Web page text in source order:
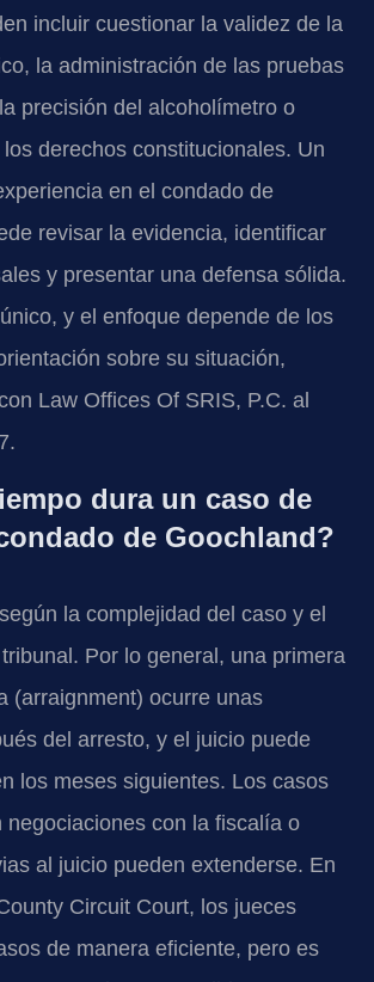
incluir cuestionar la validez de la
la administración de las pruebas
precisión del alcoholímetro o
derechos constitucionales. Un
en el condado de
revisar la evidencia, identificar
y presentar una defensa sólida.
y el enfoque depende de los
sobre su situación,
Law Offices Of SRIS, P.C. al
dura un caso de
de Goochland?
la complejidad del caso y el
Por lo general, una primera
(arraignment) ocurre unas
del arresto, y el juicio puede
los meses siguientes. Los casos
negociaciones con la fiscalía o
al juicio pueden extenderse. En
Circuit Court, los jueces
de manera eficiente, pero es